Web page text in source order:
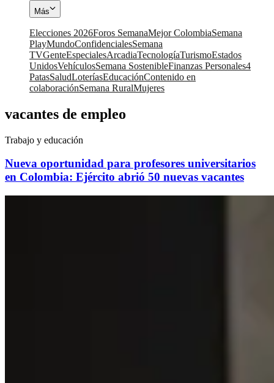
Más
Elecciones 2026Foros SemanaMejor ColombiaSemana
PlayMundoConfidencialesSemana
TVGenteEspecialesArcadiaTecnologíaTurismoEstados
UnidosVehículosSemana SostenibleFinanzas Personales4
PatasSaludLoteríasEducaciónContenido en
colaboraciónSemana RuralMujeres
vacantes de empleo
Trabajo y educación
Nueva oportunidad para profesores universitarios
en Colombia: Ejército abrió 50 nuevas vacantes